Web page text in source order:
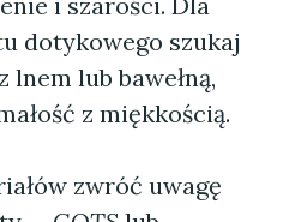
dotykowego szukaj
lub bawełną,
z miękkością.
zwróć uwagę